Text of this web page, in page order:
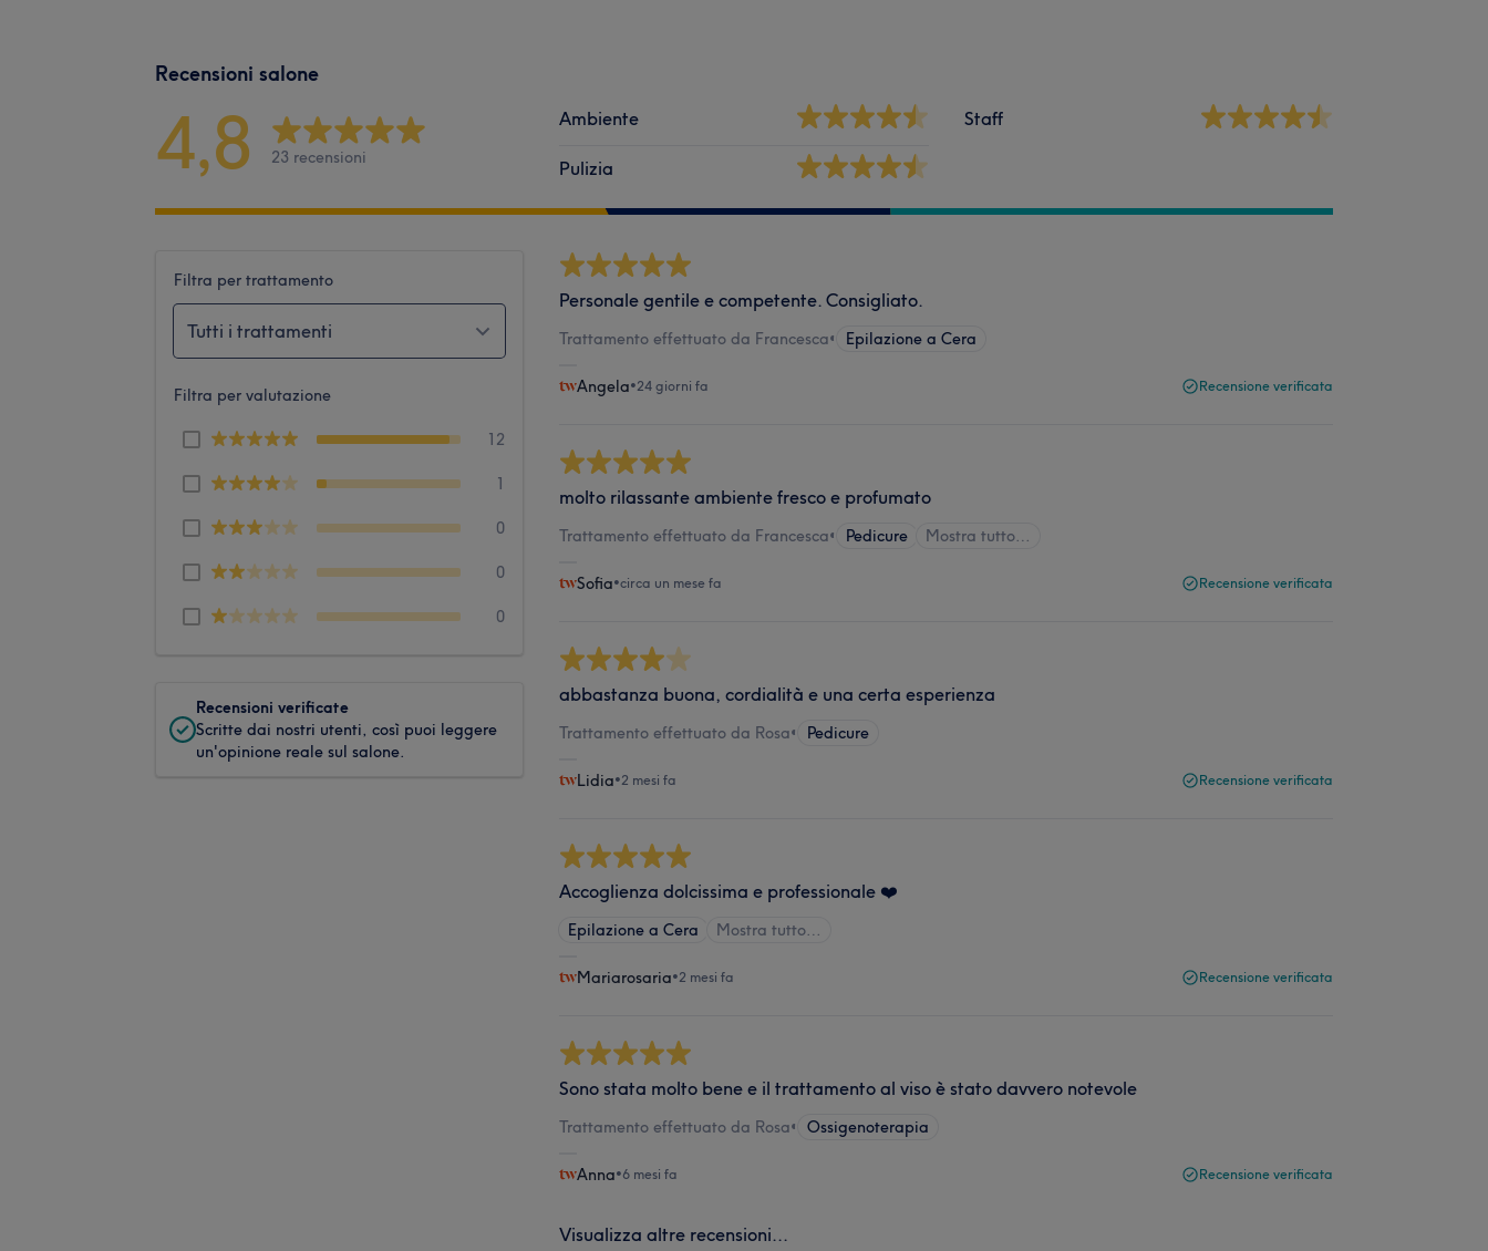
Recensioni salone
4,8 23 recensioni
Ambiente
Pulizia
Staff
Filtra per trattamento
Tutti i trattamenti
Filtra per valutazione
12
1
0
0
0
Recensioni verificate
Scritte dai nostri utenti, così puoi leggere
un'opinione reale sul salone.
Personale gentile e competente. Consigliato.
Trattamento effettuato da Francesca• Epilazione a Cera
Angela•24 giorni fa Recensione verificata
molto rilassante ambiente fresco e profumato
Trattamento effettuato da Francesca• Pedicure Mostra tutto…
Sofia•circa un mese fa Recensione verificata
abbastanza buona, cordialità e una certa esperienza
Trattamento effettuato da Rosa• Pedicure
Lidia•2 mesi fa Recensione verificata
Accoglienza dolcissima e professionale ❤️
Epilazione a Cera Mostra tutto…
Mariarosaria•2 mesi fa Recensione verificata
Sono stata molto bene e il trattamento al viso è stato davvero notevole
Trattamento effettuato da Rosa• Ossigenoterapia
Anna•6 mesi fa Recensione verificata
Visualizza altre recensioni...